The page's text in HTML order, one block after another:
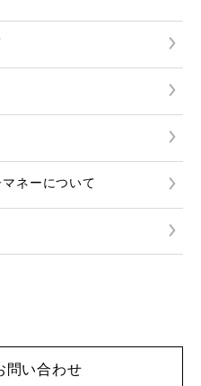
ネーについて
問い合わせ